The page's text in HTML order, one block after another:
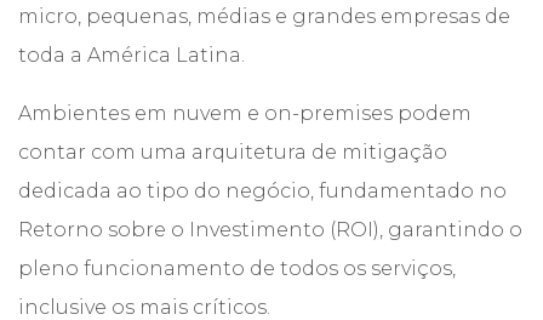
micro, pequenas, médias e grandes empresas de
toda a América Latina.
Ambientes em nuvem e on-premises podem
contar com uma arquitetura de mitigação
dedicada ao tipo do negócio, fundamentado no
Retorno sobre o Investimento (ROI), garantindo o
pleno funcionamento de todos os serviços,
inclusive os mais críticos.